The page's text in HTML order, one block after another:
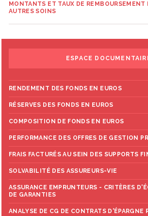
MONTANTS ET TAUX DE REMBOURSEMENT
AUTRES SOINS
ESPACE
RENDEMENT DES FONDS EN EUROS
RÉSERVES DES FONDS EN EUROS
COMPOSITION DE FONDS EN EUROS
PERFORMANCE DES OFFRES DE GESTION
FRAIS FACTURÉS AU SEIN DES SUPPORTS
SOLVABILITÉ DES ASSUREURS-VIE
ASSURANCE EMPRUNTEURS - CRITÈRES
DE GARANTIES
ANALYSE DE CG DE CONTRATS D'ÉPARGNE